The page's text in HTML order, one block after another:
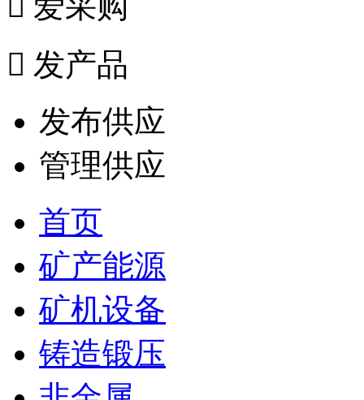
 发产品
发布供应
管理供应
首页
矿产能源
矿机设备
铸造锻压